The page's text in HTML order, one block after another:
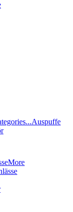
Auspuffe
More